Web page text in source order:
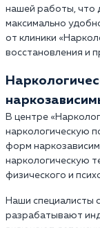
нашей работы, что
максимально
от клиники
восстановления и
В центре
наркологическую
форм
наркологическую
физического и
Наши специалисты
разрабатывают